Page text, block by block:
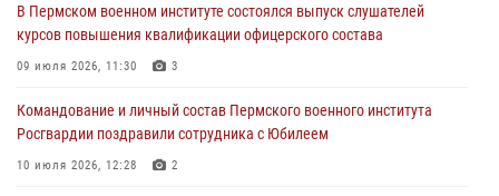
10 июля 2026, 12:28 2
В Пермском военном институте состоялся выпуск слушателей
09 июля 2026, 11:30 3
В Пермском военном институте начала работу приемная комиссия
В Пермском военном институте состоялся выпуск слушателей
курсов повышения квалификации офицерского состава
09 июля 2026, 11:30 3
Командование и личный состав Пермского военного института
Росгвардии поздравили сотрудника с Юбилеем
10 июля 2026, 12:28 2